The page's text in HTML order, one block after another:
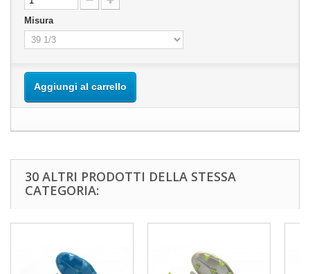
Misura
Aggiungi al carrello
30 ALTRI PRODOTTI DELLA STESSA
CATEGORIA: